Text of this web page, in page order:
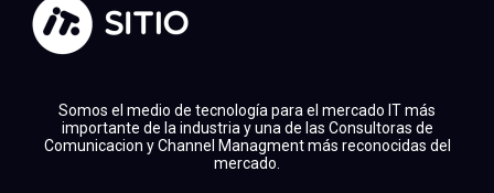
Somos el medio de tecnología para el mercado IT más
importante de la industria y una de las Consultoras de
Comunicacion y Channel Managment más reconocidas del
mercado.